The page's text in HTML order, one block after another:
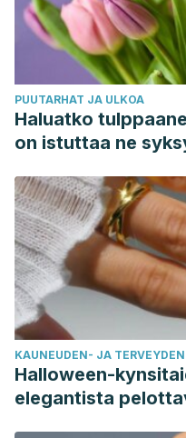
PUUTARHAT JA ULKOA
Haluatko
on istuttaa ne
KAUNEUDEN- JA
Halloween-
elegantista